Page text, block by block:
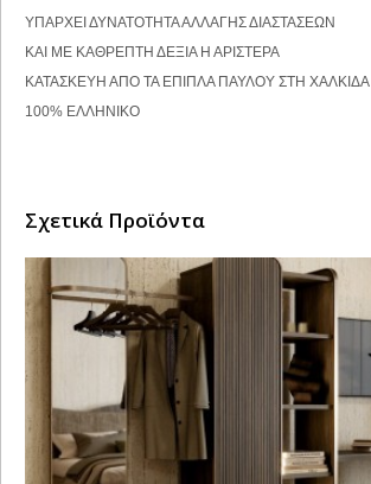
ΥΠΑΡΧΕΙ ΔΥΝΑΤΟΤΗΤΑ ΑΛΛΑΓΗΣ ΔΙΑΣΤΑΣΕΩΝ
ΚΑΙ ΜΕ ΚΑΘΡΕΠΤΗ ΔΕΞΙΑ Η ΑΡΙΣΤΕΡΑ
ΚΑΤΑΣΚΕΥΗ ΑΠΟ ΤΑ ΕΠΙΠΛΑ ΠΑΥΛΟΥ ΣΤΗ ΧΑΛΚΙΔΑ
100% ΕΛΛΗΝΙΚΟ
Σχετικά Προϊόντα